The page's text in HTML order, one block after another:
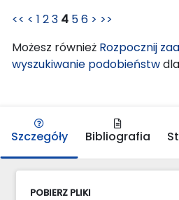
<< < 1 23 4 56 > >>
Możesz również Rozpocznij
wyszukiwanie podobieństw
Szczegóły Bibliografia
POBIERZ PLIKI